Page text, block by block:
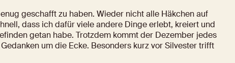
geschafft zu haben. Wieder nicht alle Häkchen auf
dass ich dafür viele andere Dinge erlebt, kreiert und
getan habe. Trotzdem kommt der Dezember jedes
um die Ecke. Besonders kurz vor Silvester trifft